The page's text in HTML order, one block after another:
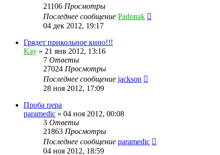
21106 Просмотры
Последнее сообщение Padonak
04 дек 2012, 19:17
Грядет прикольное кино!!!
Kay » 21 янв 2012, 13:16
7 Ответы
27024 Просмотры
Последнее сообщение jackson
28 ноя 2012, 17:09
Проба пера
paramedic » 04 ноя 2012, 00:08
3 Ответы
21863 Просмотры
Последнее сообщение paramedic
04 ноя 2012, 18:59